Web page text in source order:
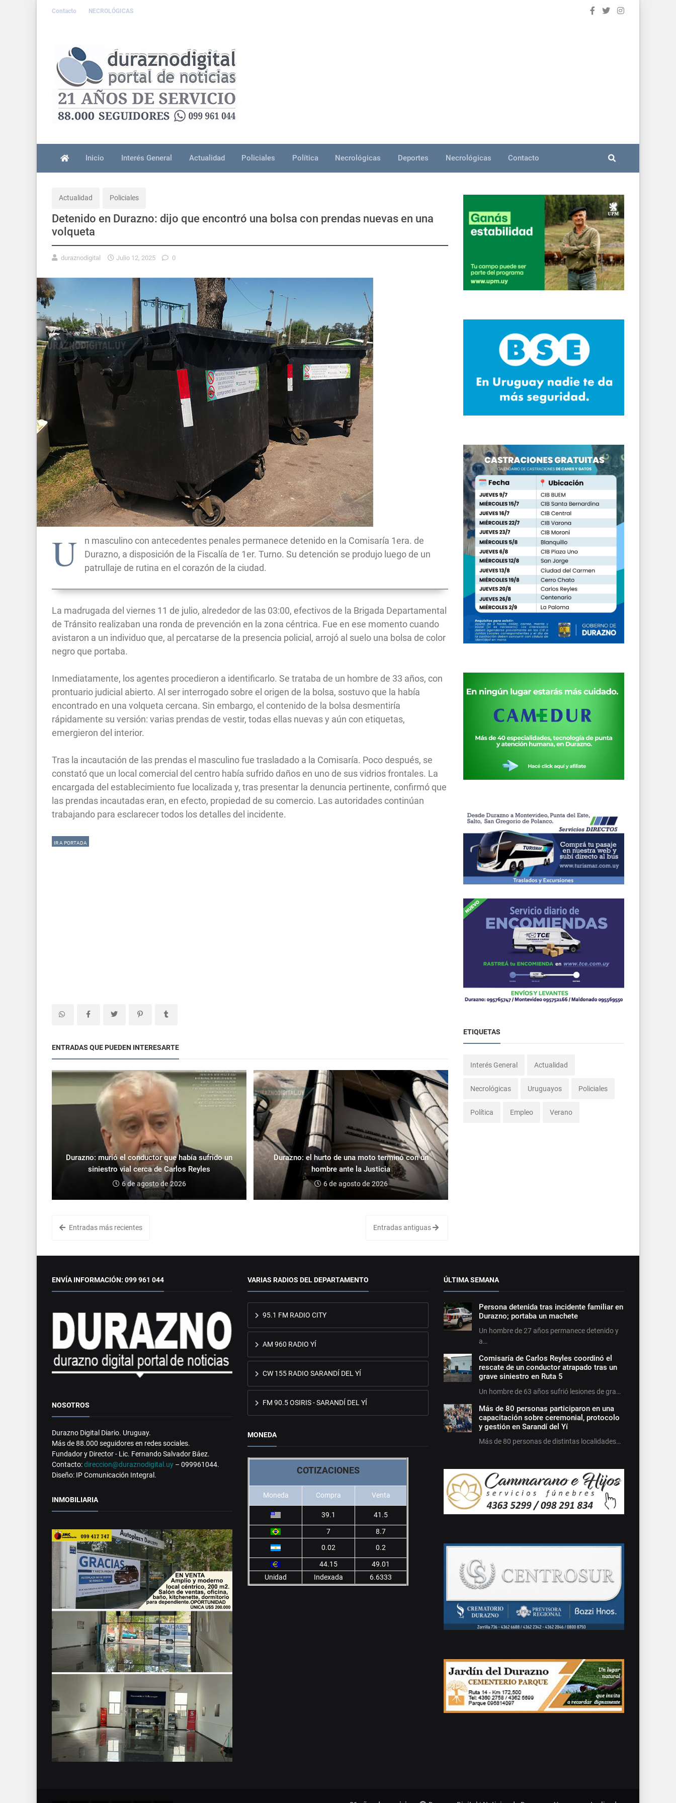
Contacto NECROLÓGICAS
Inicio Interés General Actualidad Policiales Política Necrológicas Deportes Necrológicas Contacto
Actualidad Policiales
Detenido en Durazno: dijo que encontró una bolsa con prendas nuevas en una
volqueta
duraznodigital Julio 12, 2025 0
U
n masculino con antecedentes penales permanece detenido en la Comisaría 1era. de
Durazno, a disposición de la Fiscalía de 1er. Turno. Su detención se produjo luego de un
patrullaje de rutina en el corazón de la ciudad.
La madrugada del viernes 11 de julio, alrededor de las 03:00, efectivos de la Brigada Departamental
de Tránsito realizaban una ronda de prevención en la zona céntrica. Fue en ese momento cuando
avistaron a un individuo que, al percatarse de la presencia policial, arrojó al suelo una bolsa de color
negro que portaba.
Inmediatamente, los agentes procedieron a identificarlo. Se trataba de un hombre de 33 años, con
prontuario judicial abierto. Al ser interrogado sobre el origen de la bolsa, sostuvo que la había
encontrado en una volqueta cercana. Sin embargo, el contenido de la bolsa desmentiría
rápidamente su versión: varias prendas de vestir, todas ellas nuevas y aún con etiquetas,
emergieron del interior.
Tras la incautación de las prendas el masculino fue trasladado a la Comisaría. Poco después, se
constató que un local comercial del centro había sufrido daños en uno de sus vidrios frontales. La
encargada del establecimiento fue localizada y, tras presentar la denuncia pertinente, confirmó que
las prendas incautadas eran, en efecto, propiedad de su comercio. Las autoridades continúan
trabajando para esclarecer todos los detalles del incidente.
IR A PORTADA
ENTRADAS QUE PUEDEN INTERESARTE
Durazno: murió el conductor que había sufrido un
siniestro vial cerca de Carlos Reyles
6 de agosto de 2026
Durazno: el hurto de una moto terminó con un
hombre ante la Justicia
6 de agosto de 2026
Entradas más recientes Entradas antiguas
ETIQUETAS
Interés General Actualidad
Necrológicas Uruguayos Policiales
Política Empleo Verano
ENVÍA INFORMACIÓN: 099 961 044
NOSOTROS
Durazno Digital Diario. Uruguay.
Más de 88.000 seguidores en redes sociales.
Fundador y Director - Lic. Fernando Salvador Báez.
Contacto:direccion@duraznodigital.uy – 099961044.
Diseño: IP Comunicación Integral.
INMOBILIARIA
VARIAS RADIOS DEL DEPARTAMENTO
95.1 FM RADIO CITY
AM 960 RADIO YÍ
CW 155 RADIO SARANDÍ DEL YÍ
FM 90.5 OSIRIS - SARANDÍ DEL YÍ
MONEDA
COTIZACIONES
Moneda Compra Venta
39.1 41.5
7
8.7
0.02
0.2
44.15
49.01
Unidad
Indexada 6.6333
ÚLTIMA SEMANA
Persona detenida tras incidente familiar en
Durazno; portaba un machete
Un hombre de 27 años permanece detenido y
a…
Comisaría de Carlos Reyles coordinó el
rescate de un conductor atrapado tras un
grave siniestro en Ruta 5
Un hombre de 63 años sufrió lesiones de gra…
Más de 80 personas participaron en una
capacitación sobre ceremonial, protocolo
y gestión en Sarandí del Yí
Más de 80 personas de distintas localidades…